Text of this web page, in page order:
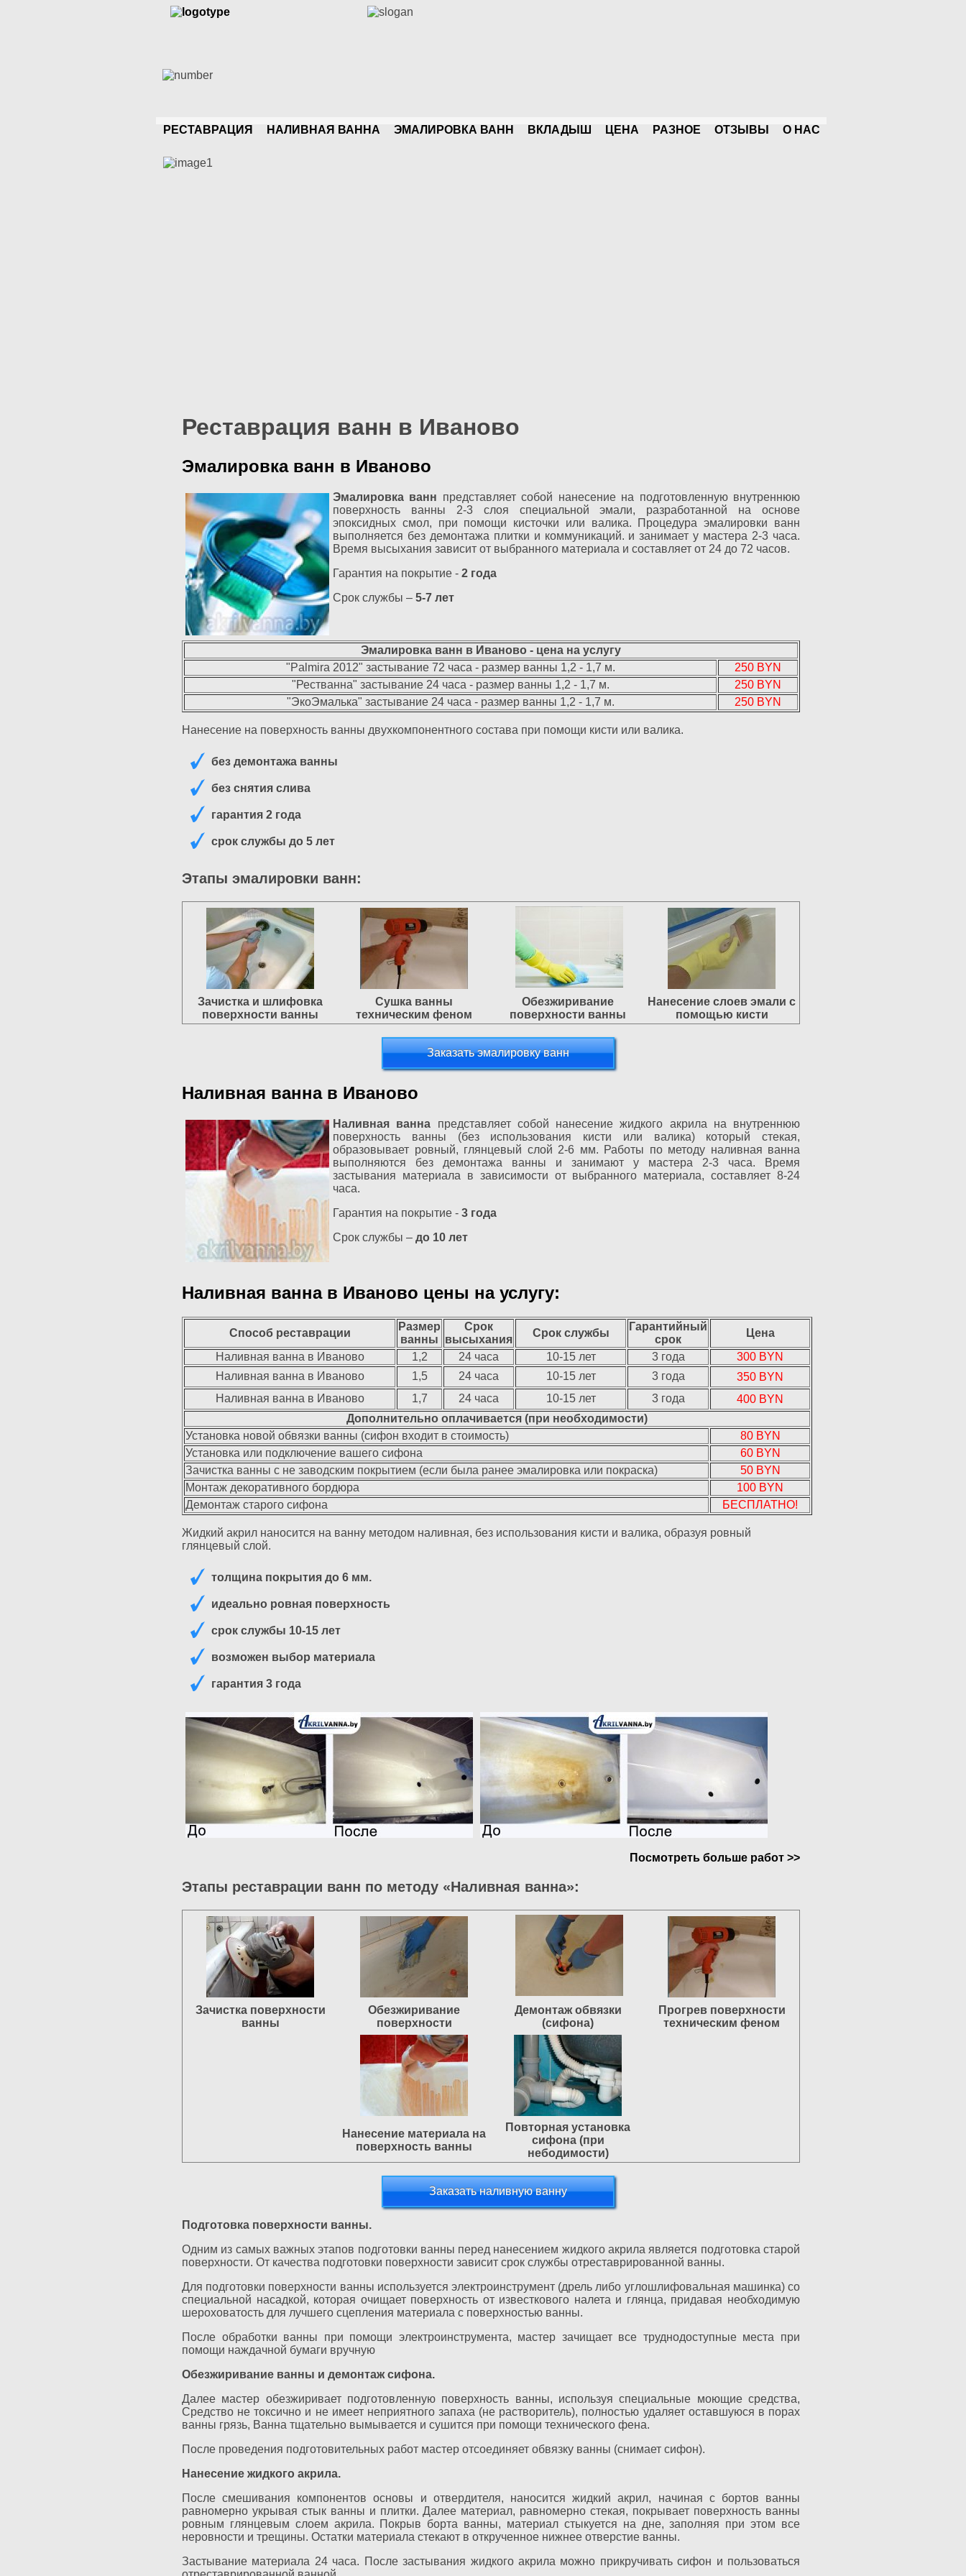
РЕСТАВРАЦИЯ НАЛИВНАЯ ВАННА ЭМАЛИРОВКА ВАНН ВКЛАДЫШ ЦЕНA РАЗНОЕ ОТЗЫВЫ О НАС
Реставрация ванн в Иваново
Эмалировка ванн в Иваново
Эмалировка ванн представляет собой нанесение на подготовленную внутреннюю
поверхность ванны 2-3 слоя специальной эмали, разработанной на основе
эпоксидных смол, при помощи кисточки или валика. Процедура эмалировки ванн
выполняется без демонтажа плитки и коммуникаций. и занимает у мастера 2-3 часа.
Время высыхания зависит от выбранного материала и составляет от 24 до 72 часов.
Гарантия на покрытие - 2 года
Срок службы – 5-7 лет
Эмалировка ванн в Иваново - цена на услугу
"Palmira 2012" застывание 72 часа - размер ванны 1,2 - 1,7 м.
250 BYN
"Рестванна" застывание 24 часа - размер ванны 1,2 - 1,7 м.
250 BYN
"ЭкоЭмалька" застывание 24 часа - размер ванны 1,2 - 1,7 м.
250 BYN
Нанесение на поверхность ванны двухкомпонентного состава при помощи кисти или валика.
без демонтажа ванны
без снятия слива
гарантия 2 года
срок службы до 5 лет
Этапы эмалировки ванн:
Зачистка и шлифовка
поверхности ванны
Сушка ванны
техническим феном
Обезжиривание
поверхности ванны
Нанесение слоев эмали с
помощью кисти
Заказать эмалировку ванн
Наливная ванна в Иваново
Наливная ванна представляет собой нанесение жидкого акрила на внутреннюю
поверхность ванны (без использования кисти или валика) который стекая,
образовывает ровный, глянцевый слой 2-6 мм. Работы по методу наливная ванна
выполняются без демонтажа ванны и занимают у мастера 2-3 часа. Время
застывания материала в зависимости от выбранного материала, составляет 8-24
часа.
Гарантия на покрытие - 3 года
Срок службы – до 10 лет
Наливная ванна в Иваново цены на услугу:
Способ реставрации
Размер
ванны
Срок
высыхания
Срок службы
Гарантийный
срок
Цена
Наливная ванна в Иваново
1,2 24 часа 10-15 лет 3 года
300 BYN
Наливная ванна в Иваново
1,5 24 часа 10-15 лет 3 года
350 BYN
Наливная ванна в Иваново
1,7 24 часа 10-15 лет 3 года
400 BYN
Дополнительно оплачивается (при необходимости)
Установка новой обвязки ванны (сифон входит в стоимость)
80 BYN
Установка или подключение вашего сифона
60 BYN
Зачистка ванны с не заводским покрытием (если была ранее эмалировка или покраска)
50 BYN
Монтаж декоративного бордюра
100 BYN
Демонтаж старого сифона
БЕСПЛАТНО!
Жидкий акрил наносится на ванну методом наливная, без использования кисти и валика, образуя ровный
глянцевый слой.
толщина покрытия до 6 мм.
идеально ровная поверхность
срок службы 10-15 лет
возможен выбор материала
гарантия 3 года
Посмотреть больше работ >>
Этапы реставрации ванн по методу «Наливная ванна»:
Зачистка поверхности
ванны
Обезжиривание
поверхности
Демонтаж обвязки
(сифона)
Прогрев поверхности
техническим феном
Нанесение материала на
поверхность ванны
Повторная установка
сифона (при
небодимости)
Заказать наливную ванну
Подготовка поверхности ванны.
Одним из самых важных этапов подготовки ванны перед нанесением жидкого акрила является подготовка старой
поверхности. От качества подготовки поверхности зависит срок службы отреставрированной ванны.
Для подготовки поверхности ванны используется электроинструмент (дрель либо углошлифовальная машинка) со
специальной насадкой, которая очищает поверхность от известкового налета и глянца, придавая необходимую
шероховатость для лучшего сцепления материала с поверхностью ванны.
После обработки ванны при помощи электроинструмента, мастер зачищает все труднодоступные места при
помощи наждачной бумаги вручную
Обезжиривание ванны и демонтаж сифона.
Далее мастер обезжиривает подготовленную поверхность ванны, используя специальные моющие средства,
Средство не токсично и не имеет неприятного запаха (не растворитель), полностью удаляет оставшуюся в порах
ванны грязь, Ванна тщательно вымывается и сушится при помощи технического фена.
После проведения подготовительных работ мастер отсоединяет обвязку ванны (снимает сифон).
Нанесение жидкого акрила.
После смешивания компонентов основы и отвердителя, наносится жидкий акрил, начиная с бортов ванны
равномерно укрывая стык ванны и плитки. Далее материал, равномерно стекая, покрывает поверхность ванны
ровным глянцевым слоем акрила. Покрыв борта ванны, материал стыкуется на дне, заполняя при этом все
неровности и трещины. Остатки материала стекают в открученное нижнее отверстие ванны.
Застывание материала 24 часа. После застывания жидкого акрила можно прикручивать сифон и пользоваться